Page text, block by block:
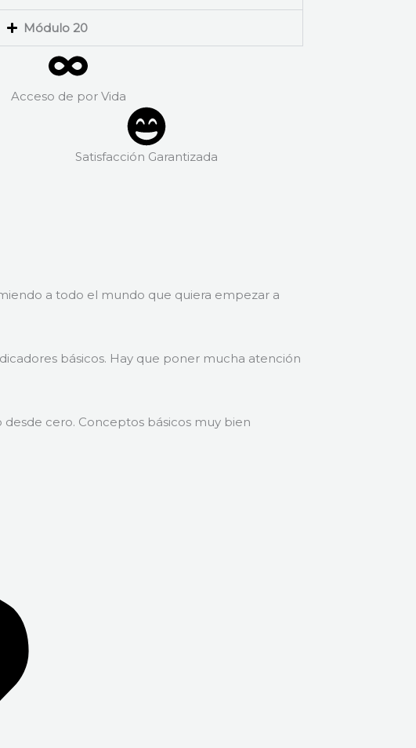
Módulo 20
Acceso de por Vida
Satisfacción Garantizada
a todo el mundo que quiera empezar a
básicos. Hay que poner mucha atención
cero. Conceptos básicos muy bien